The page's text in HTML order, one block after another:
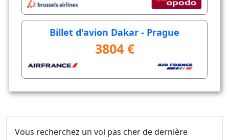
Billet d'avion Dakar - Prague
3804 €
Vous recherchez un vol pas cher de dernière